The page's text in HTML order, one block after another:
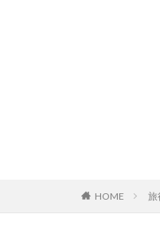
HOME 旅